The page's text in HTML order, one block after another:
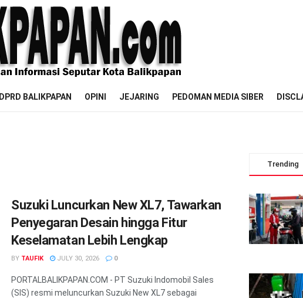
DPRD BALIKPAPAN OPINI JEJARING PEDOMAN MEDIA SIBER
Suzuki Luncurkan New XL7, Tawarkan
Penyegaran Desain hingga Fitur
Keselamatan Lebih Lengkap
BY TAUFIK JULY 30, 2026 0
PORTALBALIKPAPAN.COM - PT Suzuki Indomobil Sales
(SIS) resmi meluncurkan Suzuki New XL7 sebagai
Trending